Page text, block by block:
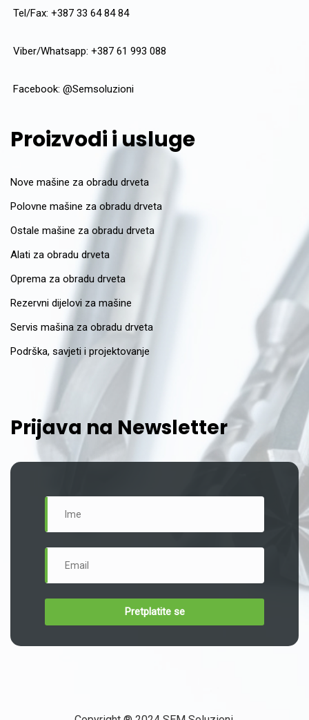
Tel/Fax: +387 33 64 84 84
Viber/Whatsapp: +387 61 993 088
Facebook: @Semsoluzioni
Proizvodi i usluge
Nove mašine za obradu drveta
Polovne mašine za obradu drveta
Ostale mašine za obradu drveta
Alati za obradu drveta
Oprema za obradu drveta
Rezervni dijelovi za mašine
Servis mašina za obradu drveta
Podrška, savjeti i projektovanje
Prijava na Newsletter